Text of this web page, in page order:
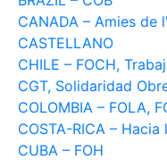
CANADA – Amies de
CASTELLANO
CHILE – FOCH,
CGT, Solidaridad
COLOMBIA – FOLA,
COSTA-RICA –
CUBA – FOH